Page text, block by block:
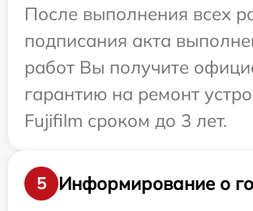
После выполнения всех
подписания акта
работ Вы получите
гарантию на ремонт
Fujifilm сроком до 3 лет.
5
Информирование о